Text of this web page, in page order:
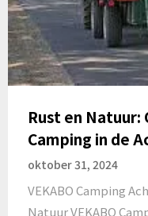
Rust en Natuur:
Camping in de
oktober 31, 2024
VEKABO Camping
Natuur VEKABO